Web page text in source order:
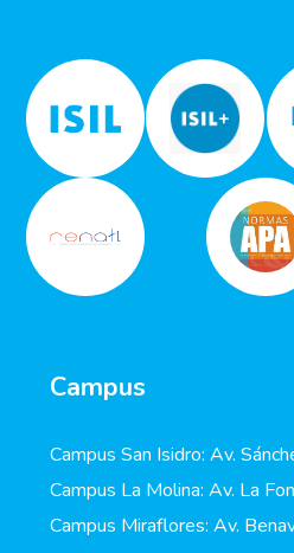
Campus
Campus San Isidro: Av.
Campus La Molina: Av. La
Campus Miraflores: Av.